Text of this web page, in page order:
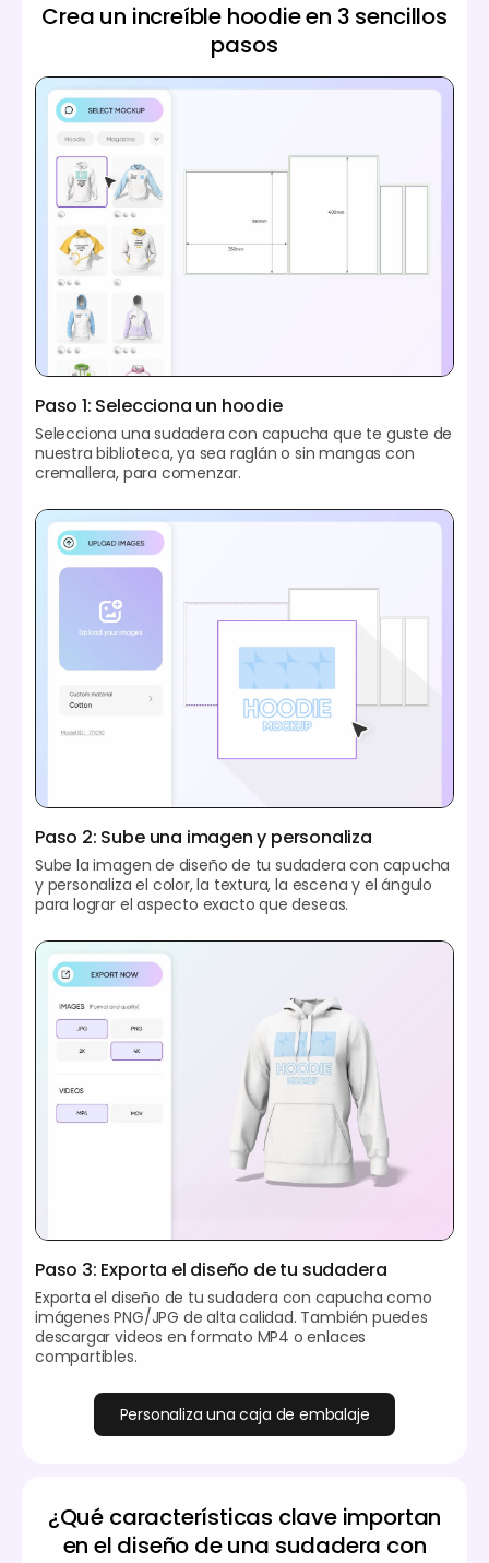
Crea un increíble hoodie en 3 sencillos
pasos
Paso 1: Selecciona un hoodie
Selecciona una sudadera con capucha que te guste de
nuestra biblioteca, ya sea raglán o sin mangas con
cremallera, para comenzar.
Paso 2: Sube una imagen y personaliza
Sube la imagen de diseño de tu sudadera con capucha
y personaliza el color, la textura, la escena y el ángulo
para lograr el aspecto exacto que deseas.
Paso 3: Exporta el diseño de tu sudadera
Exporta el diseño de tu sudadera con capucha como
imágenes PNG/JPG de alta calidad. También puedes
descargar videos en formato MP4 o enlaces
compartibles.
Personaliza una caja de embalaje
¿Qué características clave importan
en el diseño de una sudadera con